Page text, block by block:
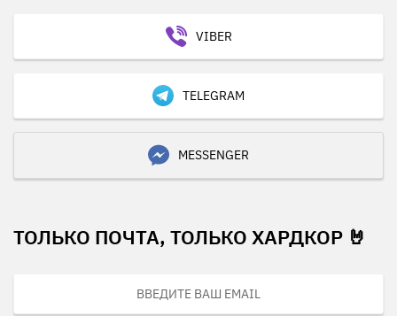
VIBER
TELEGRAM
MESSENGER
ТОЛЬКО ПОЧТА, ТОЛЬКО ХАРДКОР 🤘